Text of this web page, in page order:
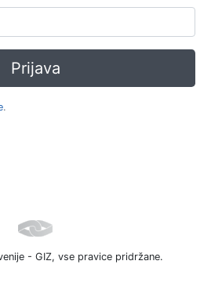
.
- GIZ, vse pravice pridržane.